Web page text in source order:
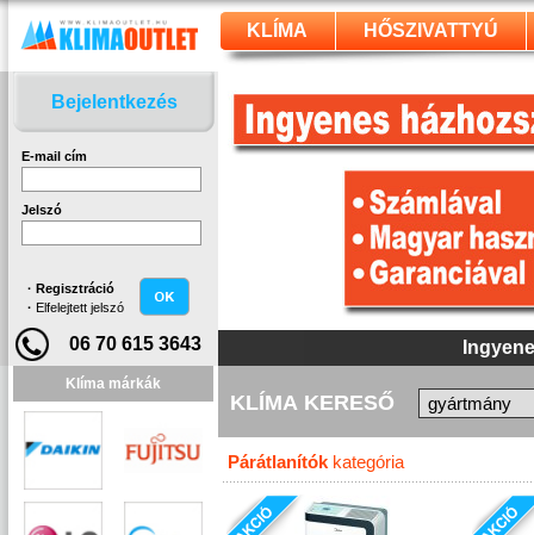
KLÍMA HŐSZIVATTYÚ
Bejelentkezés
E-mail cím
Jelszó
· Regisztráció
· Elfelejtett jelszó
06 70 615 3643
Klíma márkák
KLÍMA KERESŐ
Párátlanítók kategória